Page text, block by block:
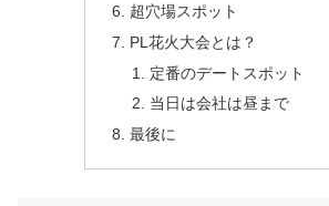
超穴場スポット
PL花火大会とは？
定番のデートスポット
当日は会社は昼まで
最後に